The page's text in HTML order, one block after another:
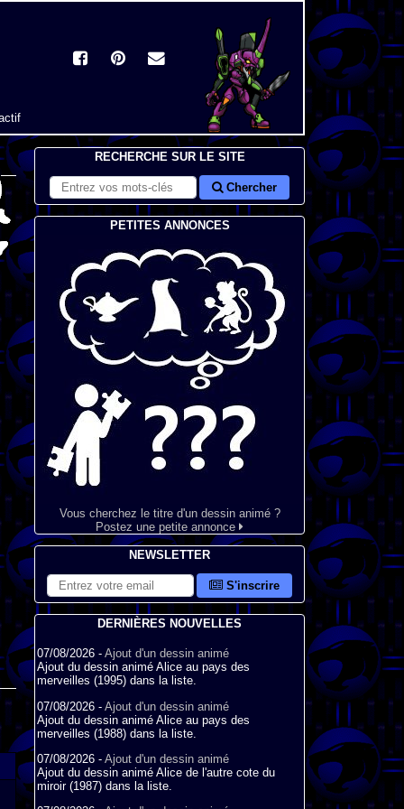
RECHERCHE SUR LE SITE
Chercher
PETITES ANNONCES
Vous cherchez le titre d'un dessin animé ?
Postez une petite annonce
NEWSLETTER
S'inscrire
DERNIÈRES NOUVELLES
07/08/2026 - Ajout d'un dessin animé
Ajout du dessin animé Alice au pays des
merveilles (1995) dans la liste.
07/08/2026 - Ajout d'un dessin animé
Ajout du dessin animé Alice au pays des
merveilles (1988) dans la liste.
07/08/2026 - Ajout d'un dessin animé
Ajout du dessin animé Alice de l'autre cote du
miroir (1987) dans la liste.